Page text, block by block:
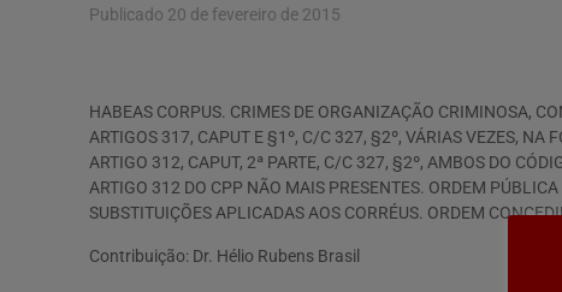
Publicado 20 de fevereiro de 2015
HABEAS CORPUS. CRIMES DE ORGANIZAÇÃO CRIMINOSA,
ARTIGOS 317, CAPUT E §1º, C/C 327, §2º, VÁRIAS VEZES, NA
ARTIGO 312, CAPUT, 2ª PARTE, C/C 327, §2º, AMBOS DO
ARTIGO 312 DO CPP NÃO MAIS PRESENTES. ORDEM
SUBSTITUIÇÕES APLICADAS AOS CORRÉUS. ORDEM
Contribuição: Dr. Hélio Rubens Brasil